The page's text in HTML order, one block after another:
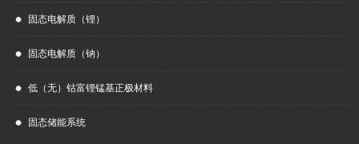
固态电解质（锂）
固态电解质（钠）
低（无）钴富锂锰基正极材料
固态储能系统